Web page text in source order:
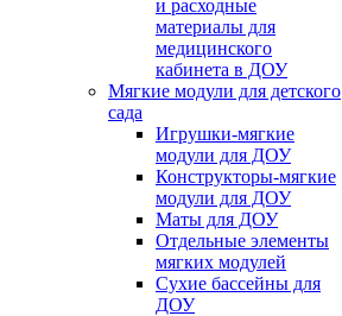
и расходные
материалы для
медицинского
кабинета в ДОУ
Мягкие модули для детского
сада
Игрушки-мягкие
модули для ДОУ
Конструкторы-мягкие
модули для ДОУ
Маты для ДОУ
Отдельные элементы
мягких модулей
Сухие бассейны для
ДОУ